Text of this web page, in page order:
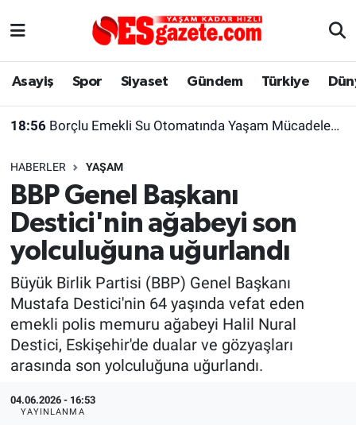
Asayiş Spor Siyaset Gündem Türkiye
18:56 Borçlu Emekli Su Otomatında Yaşam Mücadelesi Veriyor
HABERLER YAŞAM
BBP Genel Başkanı
Destici'nin ağabeyi son
yolculuğuna uğurlandı
Büyük Birlik Partisi (BBP) Genel Başkanı
Mustafa Destici'nin 64 yaşında vefat eden
emekli polis memuru ağabeyi Halil Nural
Destici, Eskişehir'de dualar ve gözyaşları
arasında son yolculuğuna uğurlandı.
04.06.2026 - 16:53
YAYINLANMA
Asayiş
Gündem
Türkiye
Dünya
Sağlık
Alış-Veriş/İş dünyası
Yaşam
Eskişehirspor Arşivi
Eskişehir Arşivi
Röportaj
Ekonomi
Kültür Sanat
Eskişehir Nöbetçi Eczaneler
Süper Lig Puan Durumu ve Fikstür
Tüm Manşetler
Son Dakika Haberleri
Haber Arşivi